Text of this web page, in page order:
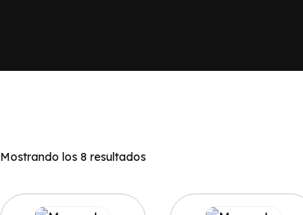
Mostrando los 8 resultados